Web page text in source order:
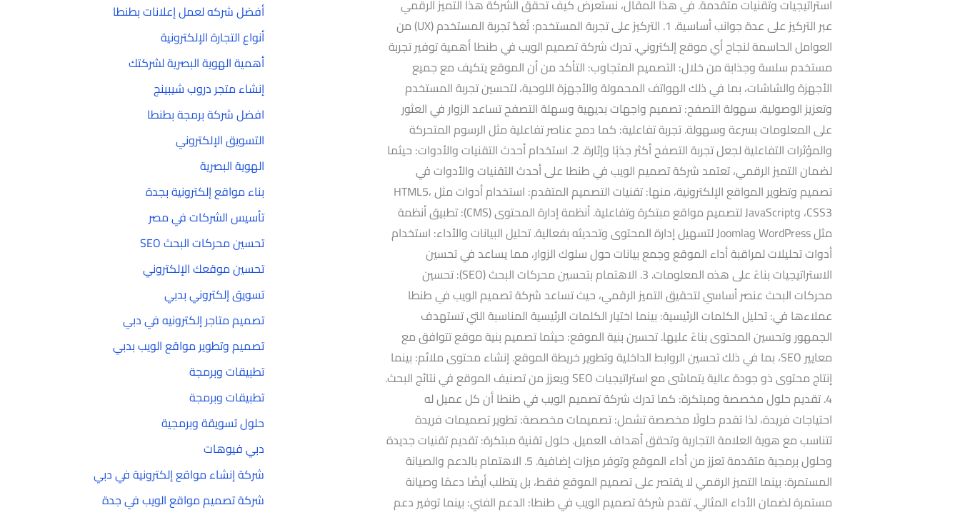
استراتيجيات وتقنيات متقدمة. في هذا المقال، نستعرض كيف تحقق الشركة هذا التميز الرقمي
عبر التركيز على عدة جوانب أساسية. 1. التركيز على تجربة المستخدم: تُعَدُّ تجربة المستخدم (UX) من
العوامل الحاسمة لنجاح أي موقع إلكتروني. تدرك شركة تصميم الويب في طنطا أهمية توفير تجربة
مستخدم سلسة وجذابة من خلال: التصميم المتجاوب: التأكد من أن الموقع يتكيف مع جميع
الأجهزة والشاشات، بما في ذلك الهواتف المحمولة والأجهزة اللوحية، لتحسين تجربة المستخدم
وتعزيز الوصولية. سهولة التصفح: تصميم واجهات بديهية وسهلة التصفح تساعد الزوار في العثور
على المعلومات بسرعة وسهولة. تجربة تفاعلية: كما دمج عناصر تفاعلية مثل الرسوم المتحركة
والمؤثرات التفاعلية لجعل تجربة التصفح أكثر جذبًا وإثارة. 2. استخدام أحدث التقنيات والأدوات: حيثما
لضمان التميز الرقمي، تعتمد شركة تصميم الويب في طنطا على أحدث التقنيات والأدوات في
تصميم وتطوير المواقع الإلكترونية، منها: تقنيات التصميم المتقدم: استخدام أدوات مثل HTML5،
CSS3، وJavaScript لتصميم مواقع مبتكرة وتفاعلية. أنظمة إدارة المحتوى (CMS): تطبيق أنظمة
مثل WordPress وJoomla لتسهيل إدارة المحتوى وتحديثه بفعالية. تحليل البيانات والأداء: استخدام
أدوات تحليلات لمراقبة أداء الموقع وجمع بيانات حول سلوك الزوار، مما يساعد في تحسين
الاستراتيجيات بناءً على هذه المعلومات. 3. الاهتمام بتحسين محركات البحث (SEO): تحسين
محركات البحث عنصر أساسي لتحقيق التميز الرقمي، حيث تساعد شركة تصميم الويب في طنطا
عملاءها في: تحليل الكلمات الرئيسية: بينما اختيار الكلمات الرئيسية المناسبة التي تستهدف
الجمهور وتحسين المحتوى بناءً عليها. تحسين بنية الموقع: حيثما تصميم بنية موقع تتوافق مع
معايير SEO، بما في ذلك تحسين الروابط الداخلية وتطوير خريطة الموقع. إنشاء محتوى ملائم: بينما
إنتاج محتوى ذو جودة عالية يتماشى مع استراتيجيات SEO ويعزز من تصنيف الموقع في نتائج البحث.
4. تقديم حلول مخصصة ومبتكرة: كما تدرك شركة تصميم الويب في طنطا أن كل عميل له
احتياجات فريدة، لذا تقدم حلولًا مخصصة تشمل: تصميمات مخصصة: تطوير تصميمات فريدة
تتناسب مع هوية العلامة التجارية وتحقق أهداف العميل. حلول تقنية مبتكرة: تقديم تقنيات جديدة
وحلول برمجية متقدمة تعزز من أداء الموقع وتوفر ميزات إضافية. 5. الاهتمام بالدعم والصيانة
المستمرة: بينما التميز الرقمي لا يقتصر على تصميم الموقع فقط، بل يتطلب أيضًا دعمًا وصيانة
مستمرة لضمان الأداء المثالي. تقدم شركة تصميم الويب في طنطا: الدعم الفني: بينما توفير دعم
أفضل شركه لعمل إعلانات بطنطا
أنواع التجارة الإلكترونية
أهمية الهوية البصرية لشركتك
إنشاء متجر دروب شيبينج
افضل شركة برمجة بطنطا
التسويق الإلكتروني
الهوية البصرية
بناء مواقع إلكترونية بجدة
تأسيس الشركات في مصر
تحسين محركات البحث SEO
تحسين موقعك الإلكتروني
تسويق إلكتروني بدبي
تصميم متاجر إلكترونيه في دبي
تصميم وتطوير مواقع الويب بدبي
تطبيقات وبرمجة
تطبيقات وبرمجة
حلول تسويقة وبرمجية
دبي فيوهات
شركة إنشاء مواقع إلكترونية في دبي
شركة تصميم مواقع الويب في جدة